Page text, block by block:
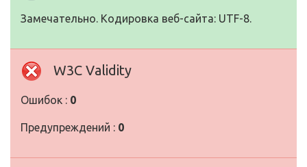
Замечательно. Кодировка веб-сайта: UTF-8.
W3C Validity
Ошибок : 0
Предупреждений : 0